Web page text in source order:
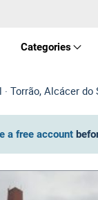
Categories
Real
Torrão, Alcácer do
a free account